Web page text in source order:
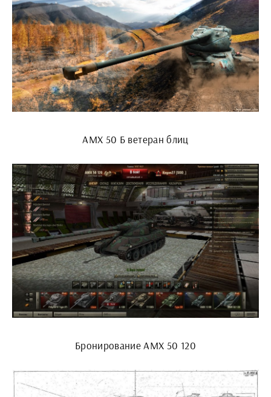
АМХ 50 Б ветеран блиц
Бронирование АМХ 50 120